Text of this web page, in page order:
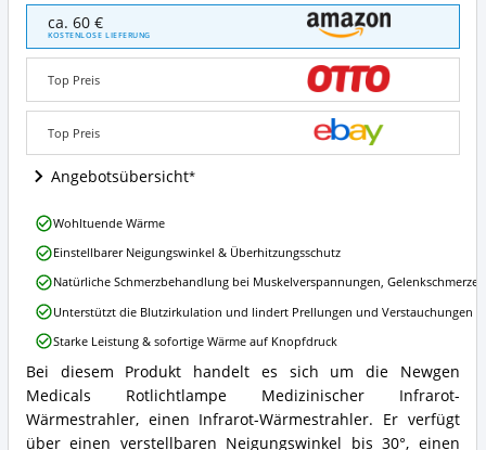
newgen
medicals
Rotlichtlampe:
Medizinischer
Infrarot-
Wärmestrahler
Angebote:
Wo
ist
diese
erhältlich?
ca. 60 €
KOSTENLOSE LIEFERUNG
Top Preis
Top Preis
Angebotsübersicht
newgen
medicals
Rotlichtlampe:
Medizinischer
Bei diesem Produkt handelt es sich um die Newgen
Medicals Rotlichtlampe Medizinischer Infrarot-
Wärmestrahler, einen Infrarot-Wärmestrahler. Er verfügt
über einen verstellbaren Neigungswinkel bis 30°, einen
newgen
medicals
Rotlichtlampe:
Medizinischer
Infrarot-
Wärmestrahler
Vorteile:
Was
spricht
für
diese
Rotlichtlampe?
Wohltuende Wärme
Einstellbarer Neigungswinkel & Überhitzungsschutz
Natürliche Schmerzbehandlung bei Muskelverspannungen,
Unterstützt die Blutzirkulation und lindert Prellungen und Verstauchungen
Starke Leistung & sofortige Wärme auf Knopfdruck